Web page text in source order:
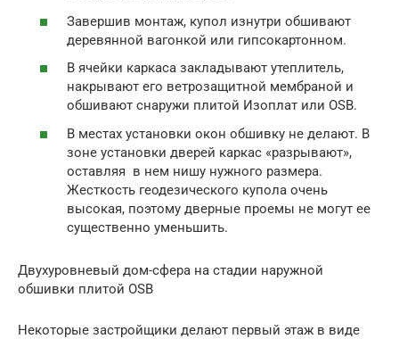
Завершив монтаж, купол изнутри обшивают
деревянной вагонкой или гипсокартонном.
В ячейки каркаса закладывают утеплитель,
накрывают его ветрозащитной мембраной и
обшивают снаружи плитой Изоплат или OSB.
В местах установки окон обшивку не делают. В
зоне установки дверей каркас «разрывают»,
оставляя в нем нишу нужного размера.
Жесткость геодезического купола очень
высокая, поэтому дверные проемы не могут ее
существенно уменьшить.
Двухуровневый дом-сфера на стадии наружной
обшивки плитой OSB
Некоторые застройщики делают первый этаж в виде